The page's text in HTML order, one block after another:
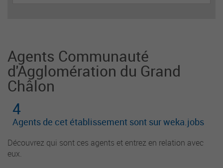
Agents Communauté
d'Agglomération du Grand
Châlon
4
Agents de cet établissement sont sur weka.jobs
Découvrez qui sont ces agents et entrez en relation avec
eux.